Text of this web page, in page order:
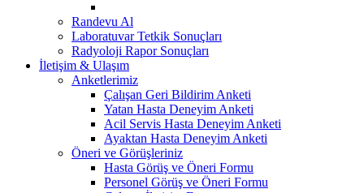
Randevu Al
Laboratuvar Tetkik Sonuçları
Radyoloji Rapor Sonuçları
İletişim & Ulaşım
Anketlerimiz
Çalışan Geri Bildirim Anketi
Yatan Hasta Deneyim Anketi
Acil Servis Hasta Deneyim Anketi
Ayaktan Hasta Deneyim Anketi
Öneri ve Görüşleriniz
Hasta Görüş ve Öneri Formu
Personel Görüş ve Öneri Formu